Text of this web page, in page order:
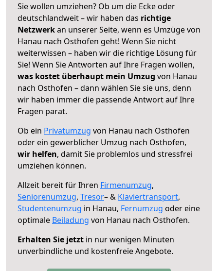
Sie wollen umziehen? Ob um die Ecke oder
deutschlandweit – wir haben das richtige
Netzwerkan unserer Seite, wenn es Umzüge von
Hanau nach Osthofen geht! Wenn Sie nicht
weiterwissen – haben wir die richtige Lösung für
Sie! Wenn Sie Antworten auf Ihre Fragen wollen,
was kostet überhaupt mein Umzug von Hanau
nach Osthofen – dann wählen Sie sie uns, denn
wir haben immer die passende Antwort auf Ihre
Fragen parat.
Ob ein Privatumzug von Hanau nach Osthofen
oder ein gewerblicher Umzug nach Osthofen,
wir helfen, damit Sie problemlos und stressfrei
umziehen können.
Allzeit bereit für Ihren Firmenumzug,
Seniorenumzug, Tresor– & Klaviertransport,
Studentenumzug in Hanau, Fernumzug oder eine
optimale Beiladung von Hanau nach Osthofen.
Erhalten Sie jetzt in nur wenigen Minuten
unverbindliche und kostenfreie Angebote.